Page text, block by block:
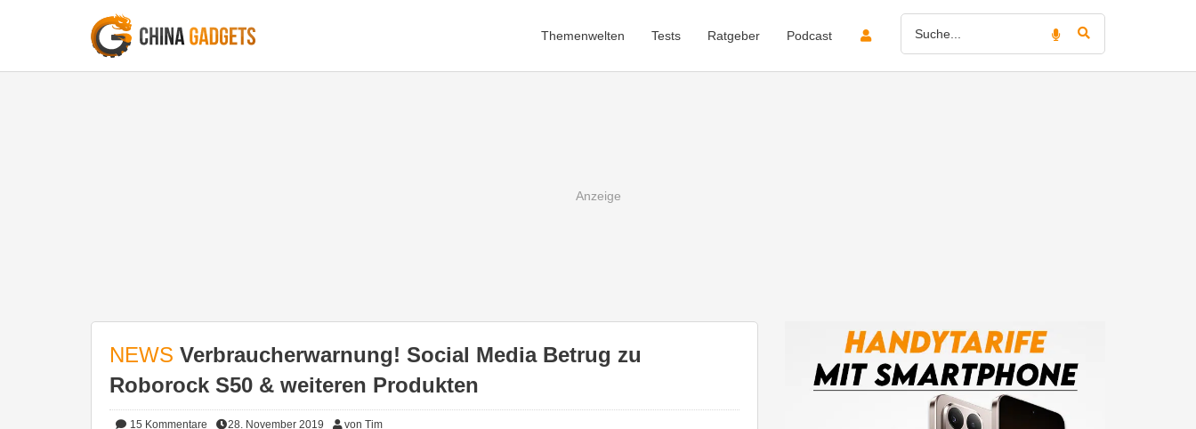
Themenwelten Tests Ratgeber Podcast
NEWS Verbraucherwarnung! Social Media Betrug zu
Roborock S50 & weiteren Produkten
15 Kommentare 28. November 2019 von Tim